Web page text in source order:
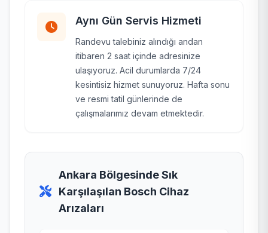
Aynı Gün Servis Hizmeti
Randevu talebiniz alındığı andan
itibaren 2 saat içinde adresinize
ulaşıyoruz. Acil durumlarda 7/24
kesintisiz hizmet sunuyoruz. Hafta sonu
ve resmi tatil günlerinde de
çalışmalarımız devam etmektedir.
Ankara Bölgesinde Sık
Karşılaşılan Bosch Cihaz
Arızaları